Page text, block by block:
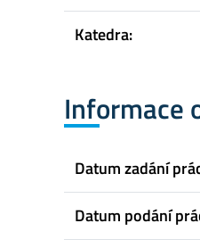
Katedra:
Informace
Datum zadání
Datum podání